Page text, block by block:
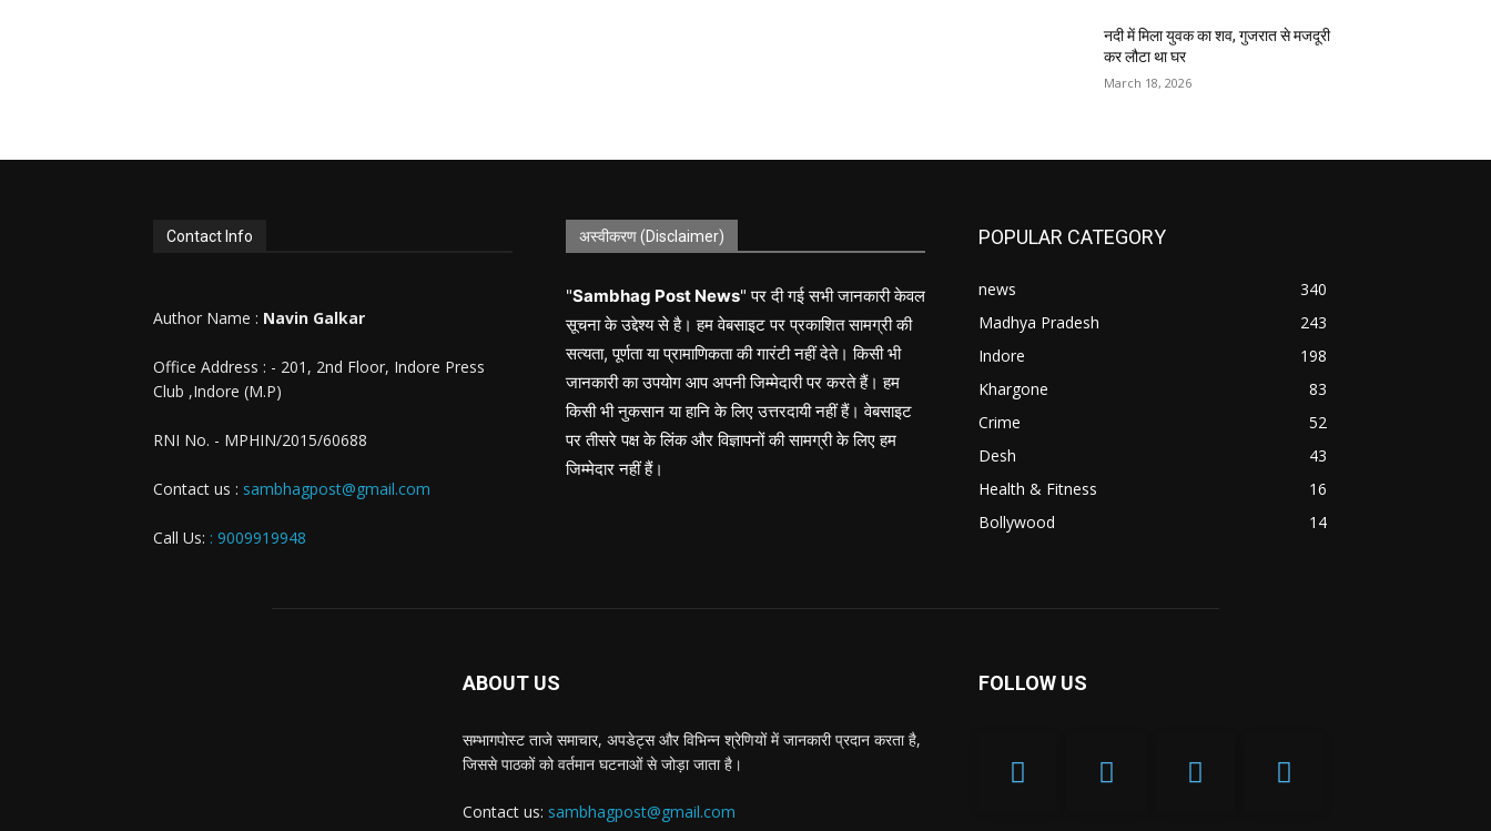
नदी में मिला युवक का शव, गुजरात से मजदूरी
कर लौटा था घर
March 18, 2026
Contact Info
Author Name : Navin Galkar
Office Address : - 201, 2nd Floor, Indore Press
Club ,Indore (M.P)
RNI No. - MPHIN/2015/60688
Contact us : sambhagpost@gmail.com
Call Us: : 9009919948
अस्वीकरण (Disclaimer)
"Sambhag Post News" पर दी गई सभी जानकारी केवल
सूचना के उद्देश्य से है। हम वेबसाइट पर प्रकाशित सामग्री की
सत्यता, पूर्णता या प्रामाणिकता की गारंटी नहीं देते। किसी भी
जानकारी का उपयोग आप अपनी जिम्मेदारी पर करते हैं। हम
किसी भी नुकसान या हानि के लिए उत्तरदायी नहीं हैं। वेबसाइट
पर तीसरे पक्ष के लिंक और विज्ञापनों की सामग्री के लिए हम
जिम्मेदार नहीं हैं।
POPULAR CATEGORY
news
340
Madhya Pradesh
243
Indore
198
Khargone
83
Crime
52
Desh
43
Health & Fitness
16
Bollywood
14
ABOUT US
सम्भागपोस्ट ताजे समाचार, अपडेट्स और विभिन्न श्रेणियों में जानकारी प्रदान करता है,
जिससे पाठकों को वर्तमान घटनाओं से जोड़ा जाता है।
Contact us: sambhagpost@gmail.com
FOLLOW US